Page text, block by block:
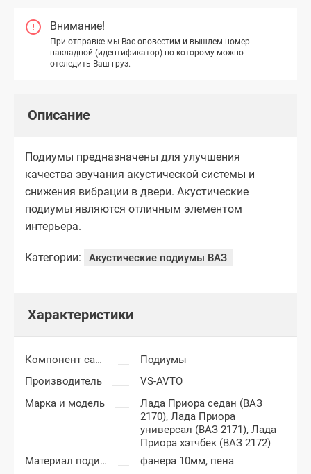
Внимание!
При отправке мы Вас оповестим и вышлем номер
накладной (идентификатор) по которому можно
отследить Ваш груз.
Описание
Подиумы предназначены для улучшения
качества звучания акустической системы и
снижения вибрации в двери. Акустические
подиумы являются отличным элементом
интерьера.
Категории: Акустические подиумы ВАЗ
Характеристики
Компонент салона
Подиумы
Производитель
VS-AVTO
Марка и модель
Лада Приора седан (ВАЗ
2170),Лада Приора
универсал (ВАЗ 2171),Лада
Приора хэтчбек (ВАЗ 2172)
Материал подиумов
фанера 10мм, пена